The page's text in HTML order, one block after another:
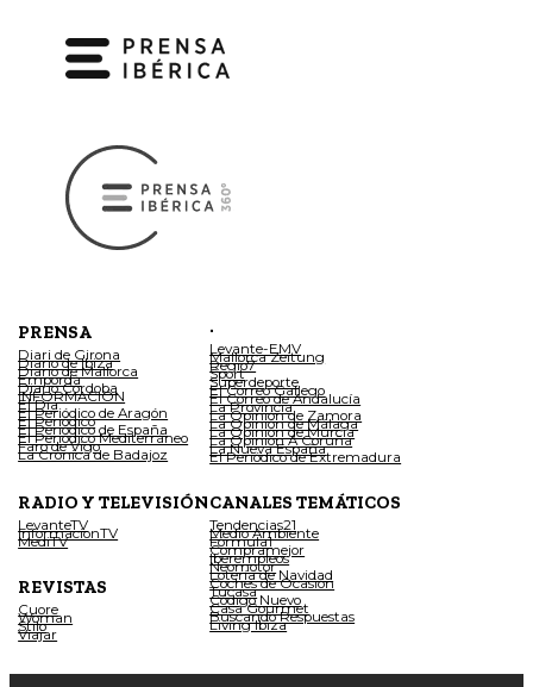
PRENSA
Diari de Girona
Diario de Ibiza
Diario de Mallorca
Empordà
Diario Córdoba
INFORMACIÓN
El Día
El Periódico de Aragón
El Periódico
El Periódico de España
El Periódico Mediterráneo
Faro de Vigo
La Crónica de Badajoz
.
Levante-EMV
Mallorca Zeitung
Regio7
Sport
Superdeporte
El Correo Gallego
El Correo de Andalucía
La Provincia
La Opinión de Zamora
La Opinión de Málaga
La Opinión de Murcia
La Opinión A Coruña
La Nueva España
El Periódico de Extremadura
RADIO Y TELEVISIÓN
LevanteTV
InformacionTV
MediTV
REVISTAS
Cuore
Woman
Stilo
Viajar
CANALES TEMÁTICOS
Tendencias21
Medio Ambiente
Fórmula1
Compramejor
Iberempleos
Neomotor
Lotería de Navidad
Coches de Ocasión
Tucasa
Código Nuevo
Casa Gourmet
Buscando Respuestas
Living Ibiza